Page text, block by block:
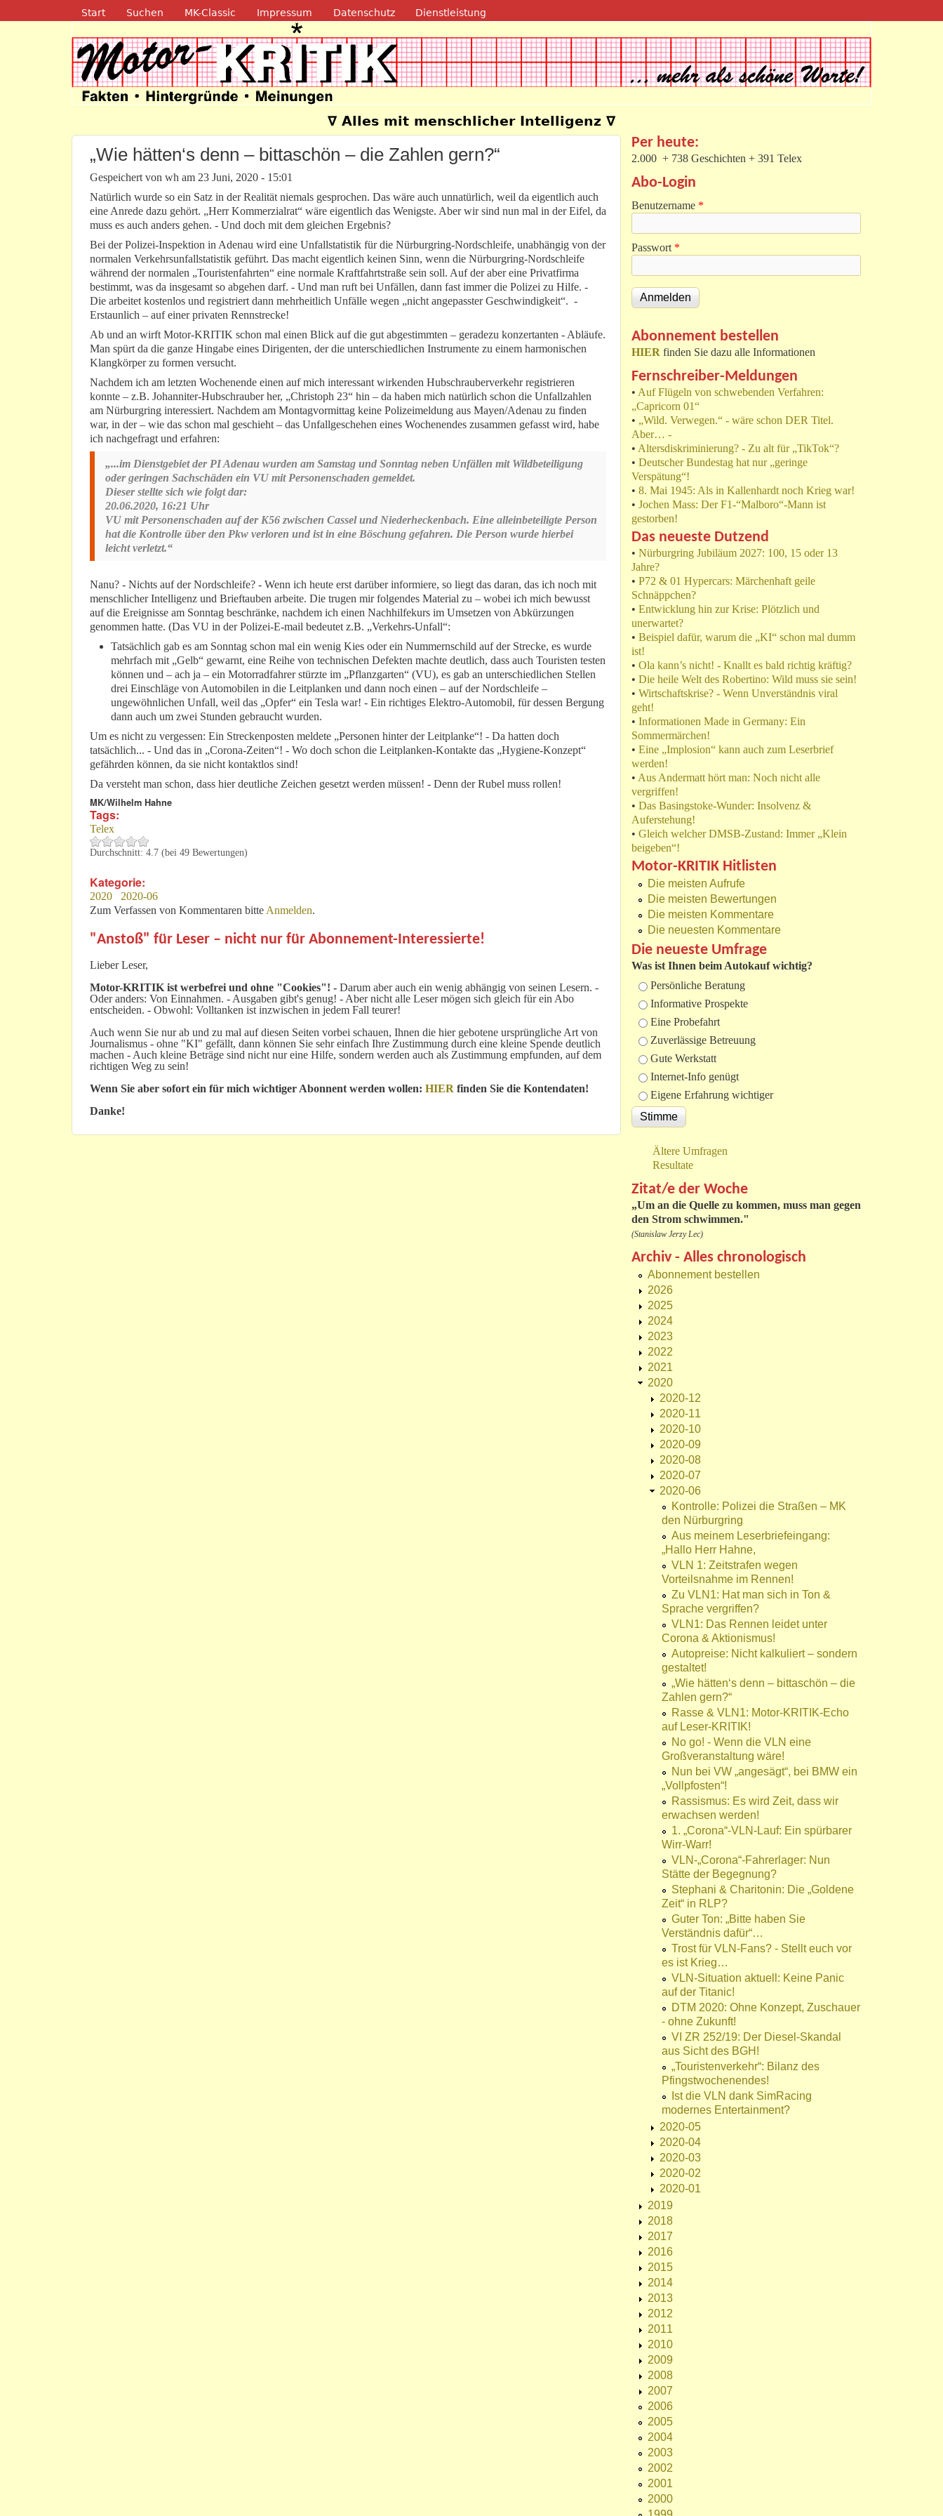
Direkt zum Inhalt
Navigation
Start Suchen MK-Classic Impressum Datenschutz Dienstleistung
Motor-Kritik.de∇ Alles mit menschlicher Intelligenz ∇
„Wie hätten‘s denn – bittaschön – die Zahlen gern?“
Gespeichert von wh am 23 Juni, 2020 - 15:01
Natürlich wurde so ein Satz in der Realität niemals gesprochen. Das wäre auch unnatürlich, weil da eigentlich auch
eine Anrede dazu gehört. „Herr Kommerzialrat“ wäre eigentlich das Wenigste. Aber wir sind nun mal in der Eifel, da
muss es auch anders gehen. - Und doch mit dem gleichen Ergebnis?
Bei der Polizei-Inspektion in Adenau wird eine Unfallstatistik für die Nürburgring-Nordschleife, unabhängig von der
normalen Verkehrsunfallstatistik geführt. Das macht eigentlich keinen Sinn, wenn die Nürburgring-Nordschleife
während der normalen „Touristenfahrten“ eine normale Kraftfahrtstraße sein soll. Auf der aber eine Privatfirma
bestimmt, was da insgesamt so abgehen darf. - Und man ruft bei Unfällen, dann fast immer die Polizei zu Hilfe. -
Die arbeitet kostenlos und registriert dann mehrheitlich Unfälle wegen „nicht angepasster Geschwindigkeit“. -
Erstaunlich – auf einer privaten Rennstrecke!
Ab und an wirft Motor-KRITIK schon mal einen Blick auf die gut abgestimmten – geradezu konzertanten - Abläufe.
Man spürt da die ganze Hingabe eines Dirigenten, der die unterschiedlichen Instrumente zu einem harmonischen
Klangkörper zu formen versucht.
Nachdem ich am letzten Wochenende einen auf mich interessant wirkenden Hubschrauberverkehr registrieren
konnte – z.B. Johanniter-Hubschrauber her, „Christoph 23“ hin – da haben mich natürlich schon die Unfallzahlen
am Nürburgring interessiert. Nachdem am Montagvormittag keine Polizeimeldung aus Mayen/Adenau zu finden
war, in der – wie das schon mal geschieht – das Unfallgeschehen eines Wochenendes zusammen gefasst wird, habe
ich nachgefragt und erfahren:
„...im Dienstgebiet der PI Adenau wurden am Samstag und Sonntag neben Unfällen mit Wildbeteiligung
oder geringen Sachschäden ein VU mit Personenschaden gemeldet.
Dieser stellte sich wie folgt dar:
20.06.2020, 16:21 Uhr
VU mit Personenschaden auf der K56 zwischen Cassel und Niederheckenbach. Eine alleinbeteiligte Person
hat die Kontrolle über den Pkw verloren und ist in eine Böschung gefahren. Die Person wurde hierbei
leicht verletzt.“
Nanu? - Nichts auf der Nordschleife? - Wenn ich heute erst darüber informiere, so liegt das daran, das ich noch mit
menschlicher Intelligenz und Brieftauben arbeite. Die trugen mir folgendes Material zu – wobei ich mich bewusst
auf die Ereignisse am Sonntag beschränke, nachdem ich einen Nachhilfekurs im Umsetzen von Abkürzungen
genommen hatte. (Das VU in der Polizei-E-mail bedeutet z.B. „Verkehrs-Unfall“:
Tatsächlich gab es am Sonntag schon mal ein wenig Kies oder ein Nummernschild auf der Strecke, es wurde
mehrfach mit „Gelb“ gewarnt, eine Reihe von technischen Defekten machte deutlich, dass auch Touristen testen
können und – ach ja – ein Motorradfahrer stürzte im „Pflanzgarten“ (VU), es gab an unterschiedlichen Stellen
drei Einschläge von Automobilen in die Leitplanken und dann noch einen – auf der Nordschleife –
ungewöhnlichen Unfall, weil das „Opfer“ ein Tesla war! - Ein richtiges Elektro-Automobil, für dessen Bergung
dann auch um zwei Stunden gebraucht wurden.
Um es nicht zu vergessen: Ein Streckenposten meldete „Personen hinter der Leitplanke“! - Da hatten doch
tatsächlich... - Und das in „Corona-Zeiten“! - Wo doch schon die Leitplanken-Kontakte das „Hygiene-Konzept“
gefährden können, da sie nicht kontaktlos sind!
Da versteht man schon, dass hier deutliche Zeichen gesetzt werden müssen! - Denn der Rubel muss rollen!
MK/Wilhelm Hahne
Tags:
Telex
Durchschnitt: 4.7 (bei 49 Bewertungen)
Kategorie:
2020
2020-06
Zum Verfassen von Kommentaren bitte Anmelden.
"Anstoß" für Leser – nicht nur für Abonnement-Interessierte!
Lieber Leser,
Motor-KRITIK ist werbefrei und ohne "Cookies"! - Darum aber auch ein wenig abhängig von seinen Lesern. -
Oder anders: Von Einnahmen. - Ausgaben gibt's genug! - Aber nicht alle Leser mögen sich gleich für ein Abo
entscheiden. - Obwohl: Volltanken ist inzwischen in jedem Fall teurer!
Auch wenn Sie nur ab und zu mal auf diesen Seiten vorbei schauen, Ihnen die hier gebotene ursprüngliche Art von
Journalismus - ohne "KI" gefällt, dann können Sie sehr einfach Ihre Zustimmung durch eine kleine Spende deutlich
machen - Auch kleine Beträge sind nicht nur eine Hilfe, sondern werden auch als Zustimmung empfunden, auf dem
richtigen Weg zu sein!
Wenn Sie aber sofort ein für mich wichtiger Abonnent werden wollen: HIER finden Sie die Kontendaten!
Danke!
Per heute:
2.000 + 738 Geschichten + 391 Telex
Abo-Login
Benutzername *
Passwort *
Abonnement bestellen
HIER finden Sie dazu alle Informationen
Fernschreiber-Meldungen
• Auf Flügeln von schwebenden Verfahren:
„Capricorn 01“
• „Wild. Verwegen.“ - wäre schon DER Titel.
Aber… -
• Altersdiskriminierung? - Zu alt für „TikTok“?
• Deutscher Bundestag hat nur „geringe
Verspätung“!
• 8. Mai 1945: Als in Kallenhardt noch Krieg war!
• Jochen Mass: Der F1-“Malboro“-Mann ist
gestorben!
Das neueste Dutzend
• Nürburgring Jubiläum 2027: 100, 15 oder 13
Jahre?
• P72 & 01 Hypercars: Märchenhaft geile
Schnäppchen?
• Entwicklung hin zur Krise: Plötzlich und
unerwartet?
• Beispiel dafür, warum die „KI“ schon mal dumm
ist!
• Ola kann’s nicht! - Knallt es bald richtig kräftig?
• Die heile Welt des Robertino: Wild muss sie sein!
• Wirtschaftskrise? - Wenn Unverständnis viral
geht!
• Informationen Made in Germany: Ein
Sommermärchen!
• Eine „Implosion“ kann auch zum Leserbrief
werden!
• Aus Andermatt hört man: Noch nicht alle
vergriffen!
• Das Basingstoke-Wunder: Insolvenz &
Auferstehung!
• Gleich welcher DMSB-Zustand: Immer „Klein
beigeben“!
Motor-KRITIK Hitlisten
Die meisten Aufrufe
Die meisten Bewertungen
Die meisten Kommentare
Die neuesten Kommentare
Die neueste Umfrage
Was ist Ihnen beim Autokauf wichtig?
Auswahlmöglichkeiten
Persönliche Beratung
Informative Prospekte
Eine Probefahrt
Zuverlässige Betreuung
Gute Werkstatt
Internet-Info genügt
Eigene Erfahrung wichtiger
Ältere Umfragen
Resultate
Zitat/e der Woche
„Um an die Quelle zu kommen, muss man gegen
den Strom schwimmen."
(Stanislaw Jerzy Lec)
Archiv - Alles chronologisch
Abonnement bestellen
2026
2025
2024
2023
2022
2021
2020
2020-12
2020-11
2020-10
2020-09
2020-08
2020-07
2020-06
Kontrolle: Polizei die Straßen – MK
den Nürburgring
Aus meinem Leserbriefeingang:
„Hallo Herr Hahne,
VLN 1: Zeitstrafen wegen
Vorteilsnahme im Rennen!
Zu VLN1: Hat man sich in Ton &
Sprache vergriffen?
VLN1: Das Rennen leidet unter
Corona & Aktionismus!
Autopreise: Nicht kalkuliert – sondern
gestaltet!
„Wie hätten‘s denn – bittaschön – die
Zahlen gern?“
Rasse & VLN1: Motor-KRITIK-Echo
auf Leser-KRITIK!
No go! - Wenn die VLN eine
Großveranstaltung wäre!
Nun bei VW „angesägt“, bei BMW ein
„Vollpfosten“!
Rassismus: Es wird Zeit, dass wir
erwachsen werden!
1. „Corona“-VLN-Lauf: Ein spürbarer
Wirr-Warr!
VLN-„Corona“-Fahrerlager: Nun
Stätte der Begegnung?
Stephani & Charitonin: Die „Goldene
Zeit“ in RLP?
Guter Ton: „Bitte haben Sie
Verständnis dafür“…
Trost für VLN-Fans? - Stellt euch vor
es ist Krieg…
VLN-Situation aktuell: Keine Panic
auf der Titanic!
DTM 2020: Ohne Konzept, Zuschauer
- ohne Zukunft!
VI ZR 252/19: Der Diesel-Skandal
aus Sicht des BGH!
„Touristenverkehr“: Bilanz des
Pfingstwochenendes!
Ist die VLN dank SimRacing
modernes Entertainment?
2020-05
2020-04
2020-03
2020-02
2020-01
2019
2018
2017
2016
2015
2014
2013
2012
2011
2010
2009
2008
2007
2006
2005
2004
2003
2002
2001
2000